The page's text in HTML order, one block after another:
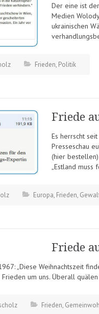
Der eine ist
Medien
ukrainischen
Frieden, Politik
Friede
Es herrscht
Presseschau
(hier
„Estland muss
Europa, Frieden,
Friede
„Diese Weihnachtszeit
um uns. Überall
Frieden,